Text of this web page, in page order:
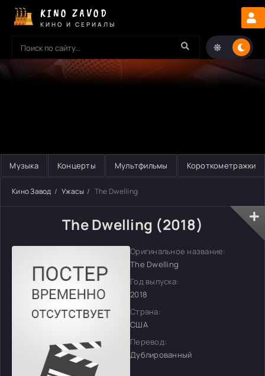
KINO ZAVOD
КИНО И СЕРИАЛЫ
Музыка Концерты Мультфильмы Короткометражки
Кино Завод Ужасы The Dwelling
The Dwelling (2018)
Оригинальное название:
The Dwelling
Год выпуска:
2018
Страна:
США
Перевод:
Дублированный